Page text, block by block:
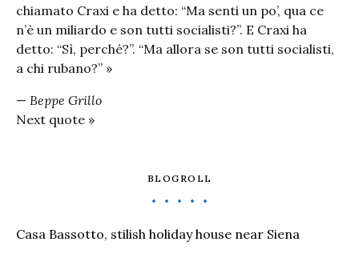
chiamato Craxi e ha detto: “Ma senti un po’, qua ce
n’è un miliardo e son tutti socialisti?”. E Craxi ha
detto: “Sì, perché?”. “Ma allora se son tutti socialisti,
a chi rubano?” »
— Beppe Grillo
Next quote »
BLOGROLL
Casa Bassotto, stilish holiday house near Siena